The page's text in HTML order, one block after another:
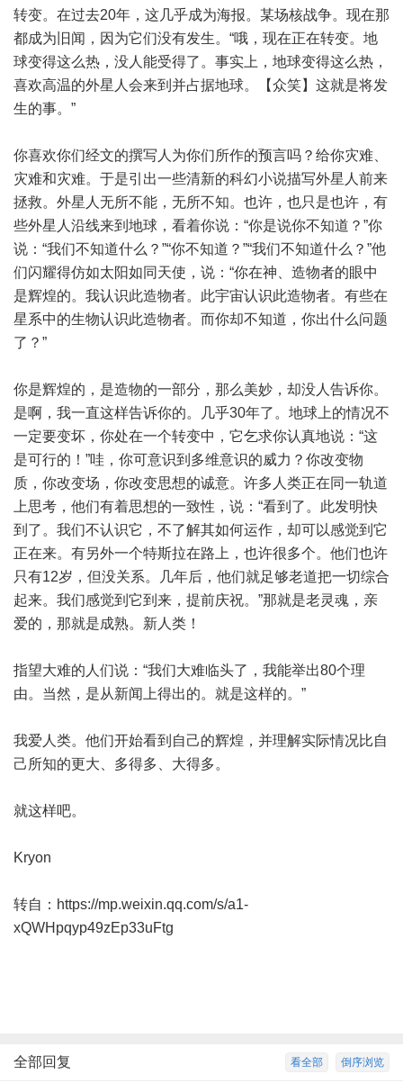
转变。在过去20年，这几乎成为海报。某场核战争。现在那
都成为旧闻，因为它们没有发生。“哦，现在正在转变。地
球变得这么热，没人能受得了。事实上，地球变得这么热，
喜欢高温的外星人会来到并占据地球。【众笑】这就是将发
生的事。”
你喜欢你们经文的撰写人为你们所作的预言吗？给你灾难、
灾难和灾难。于是引出一些清新的科幻小说描写外星人前来
拯救。外星人无所不能，无所不知。也许，也只是也许，有
些外星人沿线来到地球，看着你说：“你是说你不知道？”你
说：“我们不知道什么？”“你不知道？”“我们不知道什么？”他
们闪耀得仿如太阳如同天使，说：“你在神、造物者的眼中
是辉煌的。我认识此造物者。此宇宙认识此造物者。有些在
星系中的生物认识此造物者。而你却不知道，你出什么问题
了？”
你是辉煌的，是造物的一部分，那么美妙，却没人告诉你。
是啊，我一直这样告诉你的。几乎30年了。地球上的情况不
一定要变坏，你处在一个转变中，它乞求你认真地说：“这
是可行的！”哇，你可意识到多维意识的威力？你改变物
质，你改变场，你改变思想的诚意。许多人类正在同一轨道
上思考，他们有着思想的一致性，说：“看到了。此发明快
到了。我们不认识它，不了解其如何运作，却可以感觉到它
正在来。有另外一个特斯拉在路上，也许很多个。他们也许
只有12岁，但没关系。几年后，他们就足够老道把一切综合
起来。我们感觉到它到来，提前庆祝。”那就是老灵魂，亲
爱的，那就是成熟。新人类！
指望大难的人们说：“我们大难临头了，我能举出80个理
由。当然，是从新闻上得出的。就是这样的。”
我爱人类。他们开始看到自己的辉煌，并理解实际情况比自
己所知的更大、多得多、大得多。
就这样吧。
Kryon
转自： https://mp.weixin.qq.com/s/a1-
xQWHpqyp49zEp33uFtg
倒序浏览
看全部
全部回复